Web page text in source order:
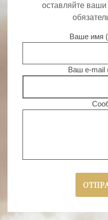
оставляйте ваши
Ваше имя
Ваш e-mail